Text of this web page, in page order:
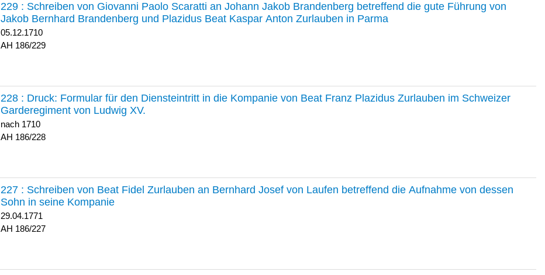
229 : Schreiben von Giovanni Paolo Scaratti an Johann Jakob Brandenberg betreffend die gute Führung von
Jakob Bernhard Brandenberg und Plazidus Beat Kaspar Anton Zurlauben in Parma
05.12.1710
186/229
228 : Druck: Formular für den Diensteintritt in die Kompanie von Beat Franz Plazidus Zurlauben im Schweizer
Garderegiment von Ludwig XV.
nach 1710
186/228
227 : Schreiben von Beat Fidel Zurlauben an Bernhard Josef von Laufen betreffend die Aufnahme von dessen
Sohn in seine Kompanie
29.04.1771
186/227